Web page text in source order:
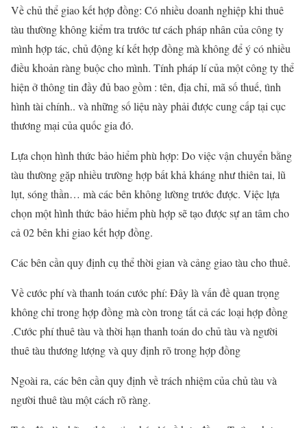
Về chủ thể giao kết hợp đồng: Có nhiều doanh nghiệp khi thuê
tàu thường không kiểm tra trước tư cách pháp nhân của công ty
mình hợp tác, chủ động kí kết hợp đồng mà không để ý có nhiều
điều khoản ràng buộc cho mình. Tính pháp lí của một công ty thể
hiện ở thông tin đầy đủ bao gồm : tên, địa chỉ, mã số thuế, tình
hình tài chính.. và những số liệu này phải được cung cấp tại cục
thương mại của quốc gia đó.
Lựa chọn hình thức bảo hiểm phù hợp: Do việc vận chuyển bằng
tàu thường gặp nhiều trường hợp bất khả kháng như thiên tai, lũ
lụt, sóng thần… mà các bên không lường trước được. Việc lựa
chọn một hình thức bảo hiểm phù hợp sẽ tạo được sự an tâm cho
cả 02 bên khi giao kết hợp đồng.
Các bên cần quy định cụ thể thời gian và cảng giao tàu cho thuê.
Về cước phí và thanh toán cước phí: Đây là vấn đề quan trọng
không chỉ trong hợp đồng mà còn trong tất cả các loại hợp đồng
.Cước phí thuê tàu và thời hạn thanh toán do chủ tàu và người
thuê tàu thương lượng và quy định rõ trong hợp đồng
Ngoài ra, các bên cần quy định về trách nhiệm của chủ tàu và
người thuê tàu một cách rõ ràng.